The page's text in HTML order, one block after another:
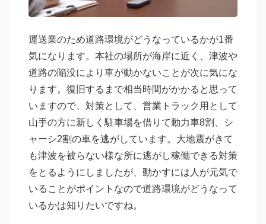
運送業のため道路環境がどうなっているかが1番
気になります。本社の場所が海岸に近く、津波や
道路の陥没により車が動かないことが次に気にな
ります。復旧するまで相当時間がかかると思って
いますので、対策として、営業トラック用として
山手の方に新しく駐車場を借りて動力車8割、シ
ャーシ2割の車を逃がしています。大地震がきて
も津波を被らない様な所に逃がし稼働できる対策
をとるようにしましたが、動かすには人が元気で
いることがポイントなので道路環境がどうなって
いるかは知りたいですね。